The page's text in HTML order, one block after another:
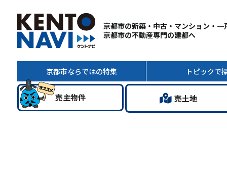
京都市の新築・中古・マンション・一
京都市の不動産専門の建都へ
京都市ならではの特集 トピックで
売主物件 売土地